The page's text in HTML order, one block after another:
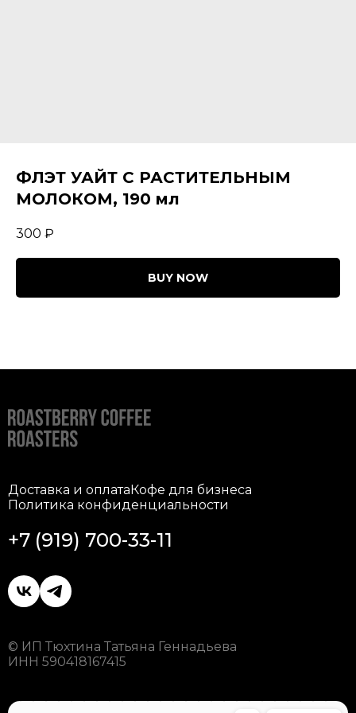
ФЛЭТ УАЙТ С РАСТИТЕЛЬНЫМ
МОЛОКОМ, 190 мл
300 ₽
BUY NOW
Доставка и оплатаКофе для бизнеса
Политика конфиденциальности
+7 (919) 700-33-11
© ИП Тюхтина Татьяна Геннадьева
ИНН 590418167415